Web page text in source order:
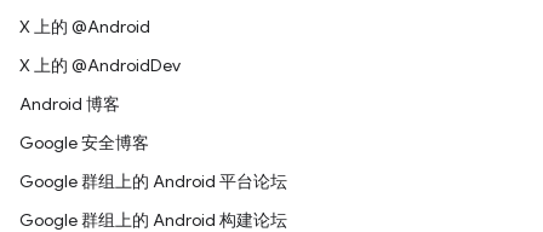
X 上的 @Android
X 上的 @AndroidDev
Android 博客
Google 安全博客
Google 群组上的 Android 平台论坛
Google 群组上的 Android 构建论坛